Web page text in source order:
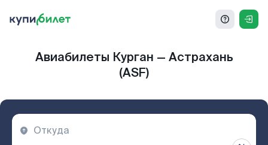
Авиабилеты Курган — Астрахань
(ASF)